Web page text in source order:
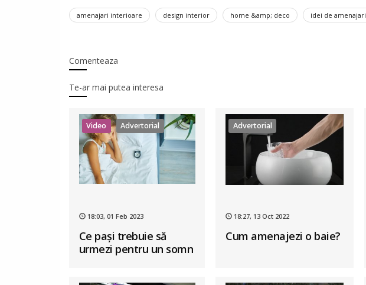
amenajari interioare design interior home &amp; deco idei de amenajari
Comenteaza
Te-ar mai putea interesa
Video Advertorial
18:03, 01 Feb 2023
Ce pași trebuie să
urmezi pentru un somn
Advertorial
18:27, 13 Oct 2022
Cum amenajezi o baie?